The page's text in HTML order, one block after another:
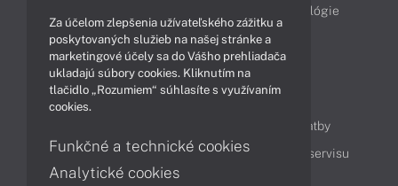
Technológie
Videá
Obsah
Možnosti doručenia a platby
Podpora a servis
Servisné služby Cenník servisu
Za účelom zlepšenia užívateľského zážitku a
poskytovaných služieb na našej stránke a
marketingové účely sa do Vášho prehliadača
ukladajú súbory cookies. Kliknutím na
tlačidlo „Rozumiem“ súhlasíte s využívaním
cookies.
Funkčné a technické cookies
Analytické cookies